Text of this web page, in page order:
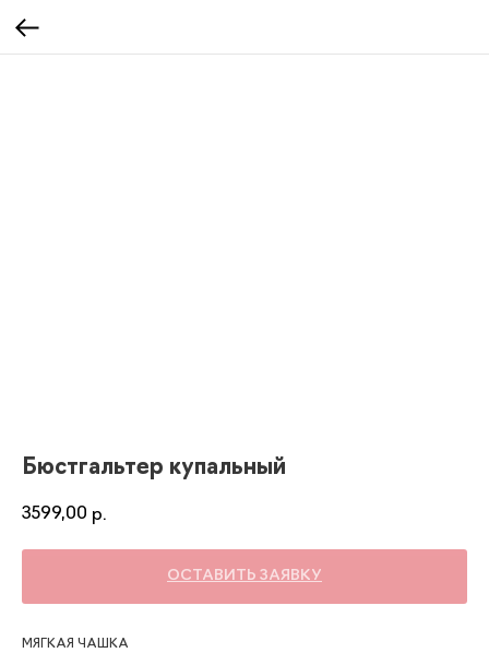
Бюстгальтер купальный
3599,00 р.
ОСТАВИТЬ ЗАЯВКУ
МЯГКАЯ ЧАШКА